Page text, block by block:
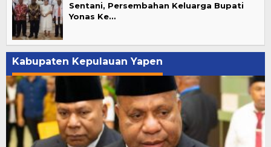
Sentani, Persembahan Keluarga Bupati
Yonas Ke…
Kabupaten Kepulauan Yapen